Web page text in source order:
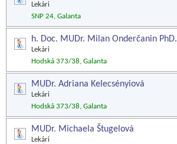
Lekári
SNP 24, Galanta
h. Doc. MUDr. Milan Onderčanin PhD.
Lekári
Hodská 373/38, Galanta
MUDr. Adriana Kelecsényiová
Lekári
Hodská 373/38, Galanta
MUDr. Michaela Štugelová
Lekári